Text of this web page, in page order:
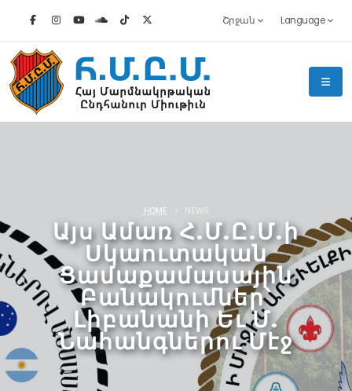
Շրջան Language
Այս Ամառ Հ.Մ.Ը.Մ.ի
Սկաուտական
Ցամաքամասային
Բանակումներ՝
Լիբանանի Եւ Մ.
Նահանգներու Մէջ
HOME NEWS